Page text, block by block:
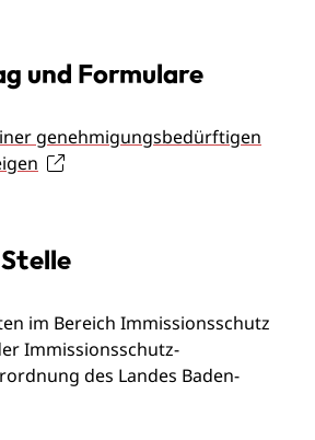
und Formulare
genehmigungsbedürftigen
im Bereich Immissionsschutz
Immissionsschutz-
des Landes Baden-